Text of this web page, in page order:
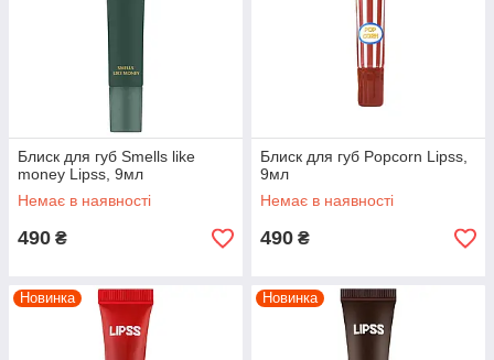
У колекції представлений великий вибір блисків для губ, які
Блиск для губ Smells like
money Lipss, 9мл
Немає в наявності
490 ₴
Блиск для губ Popcorn Lipss,
9мл
Немає в наявності
490 ₴
Новинка Новинка